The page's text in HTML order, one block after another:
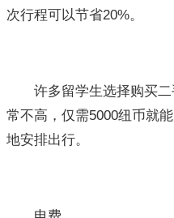
次行程可以节省20%。
许多留学生选择购买二
常不高，仅需5000纽币就
地安排出行。